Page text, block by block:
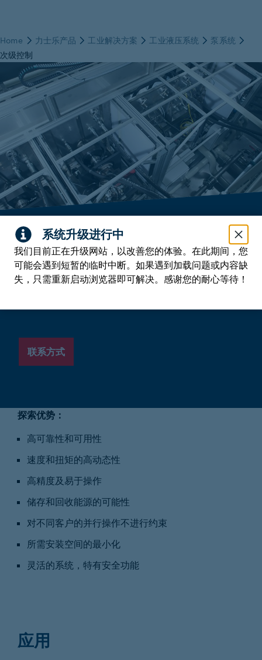
二次控制系统
联系方式
探索优势：
高可靠性和可用性
速度和扭矩的高动态性
高精度及易于操作
储存和回收能源的可能性
对不同客户的并行操作不进行约束
所需安装空间的最小化
灵活的系统，特有安全功能
应用
我们目前正在升级网站，以改善您的体验。在此期间，您
可能会遇到短暂的临时中断。如果遇到加载问题或内容缺
失，只需重新启动浏览器即可解决。感谢您的耐心等待！